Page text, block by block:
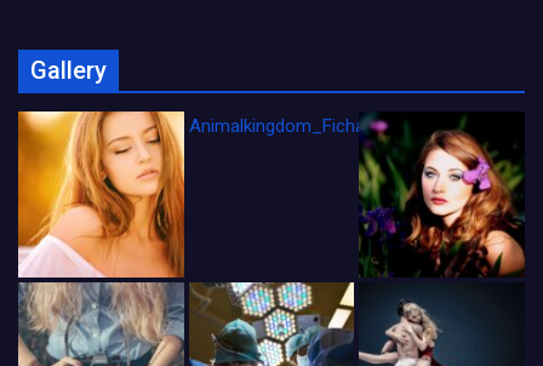
Gallery
Animalkingdom_FichaCine